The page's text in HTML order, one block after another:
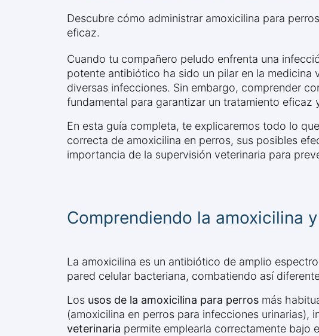
Descubre cómo administrar amoxicilina para
eficaz.
Cuando tu compañero peludo enfrenta una
potente antibiótico ha sido un pilar en la medicina
diversas infecciones. Sin embargo, comprender
fundamental para garantizar un tratamiento eficaz
En esta guía completa, te explicaremos todo lo
correcta de amoxicilina en perros, sus posibles
importancia de la supervisión veterinaria para
Comprendiendo la amoxicilina
La amoxicilina es un antibiótico de amplio
pared celular bacteriana, combatiendo así
Los usos de la amoxicilina para perros más
(amoxicilina en perros para infecciones
veterinaria permite emplearla correctamente bajo